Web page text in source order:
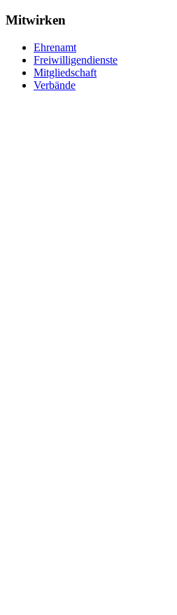
Mitwirken
Ehrenamt
Freiwilligendienste
Mitgliedschaft
Verbände